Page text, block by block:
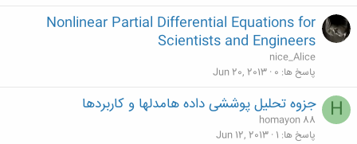
Nonlinear Partial Differential Equations for
Scientists and Engineers
nice_Alice
پاسخ ها 0
Jun 20, 2013
H جزوه تحلیل پوششی داده هامدلها و کاربردها
homayon 88
پاسخ ها 1
Jun 12, 2013